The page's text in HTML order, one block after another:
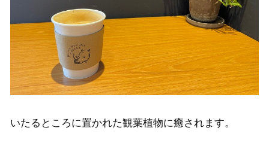
いたるところに置かれた観葉植物に癒されます。